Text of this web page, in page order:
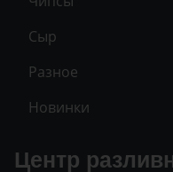
Сыр
Разное
Новинки
Центр